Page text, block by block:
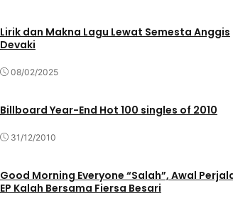
Lirik dan Makna Lagu Lewat Semesta Anggis
Devaki
08/02/2025
Billboard Year-End Hot 100 singles of 2010
31/12/2010
Good Morning Everyone “Salah”, Awal
EP Kalah Bersama Fiersa Besari